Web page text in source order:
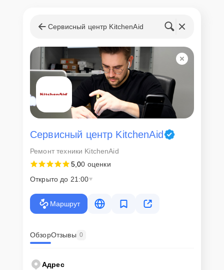
Сервисный центр KitchenAid
Сервисный центр KitchenAid
Ремонт техники KitchenAid
5,00 оценки
Открыто до 21:00
Маршрут
ОбзорОтзывы 0
Адрес